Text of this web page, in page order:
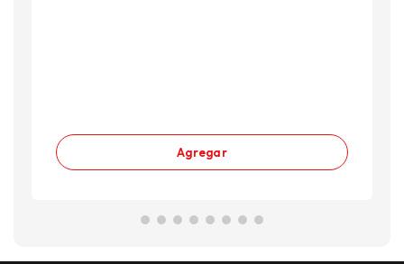
Agregar